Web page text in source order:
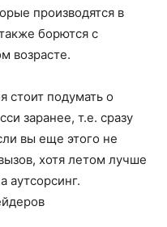
производятся в
борются с
возрасте.
стоит подумать о
заранее, т.е. сразу
вы еще этого не
хотя летом лучше
аутсорсинг.